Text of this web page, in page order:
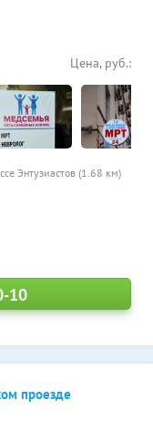
Энтузиастов (1.68 км)
Цена, руб.:
10
проезде